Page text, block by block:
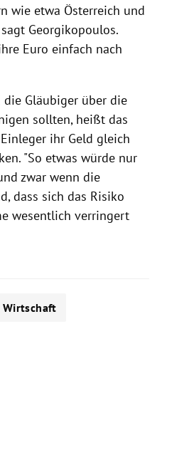
wie etwa Österreich und
Georgikopoulos.
Euro einfach nach
die Gläubiger über die
sollten, heißt das
ihr Geld gleich
"So etwas würde nur
zwar wenn die
dass sich das Risiko
wesentlich verringert
Wirtschaft